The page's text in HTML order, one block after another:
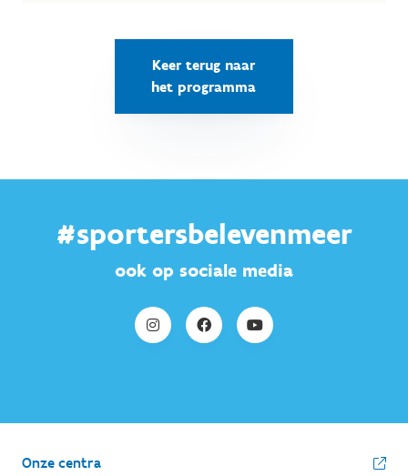
Keer terug naar
het programma
#sportersbelevenmeer
ook op sociale media
Onze centra